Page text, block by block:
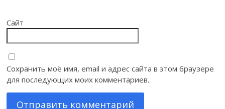
Сайт
Сохранить моё имя, email и адрес сайта в этом браузере
для последующих моих комментариев.